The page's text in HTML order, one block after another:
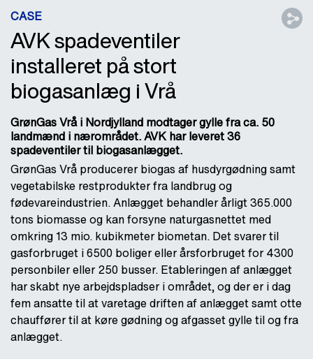
CASE
AVK spadeventiler
installeret på stort
biogasanlæg i Vrå
GrønGas Vrå i Nordjylland modtager gylle fra ca. 50
landmænd i nærområdet. AVK har leveret 36
spadeventiler til biogasanlægget.
GrønGas Vrå producerer biogas af husdyrgødning samt
vegetabilske restprodukter fra landbrug og
fødevareindustrien. Anlægget behandler årligt 365.000
tons biomasse og kan forsyne naturgasnettet med
omkring 13 mio. kubikmeter biometan. Det svarer til
gasforbruget i 6500 boliger eller årsforbruget for 4300
personbiler eller 250 busser. Etableringen af anlægget
har skabt nye arbejdspladser i området, og der er i dag
fem ansatte til at varetage driften af anlægget samt otte
chauffører til at køre gødning og afgasset gylle til og fra
anlægget.